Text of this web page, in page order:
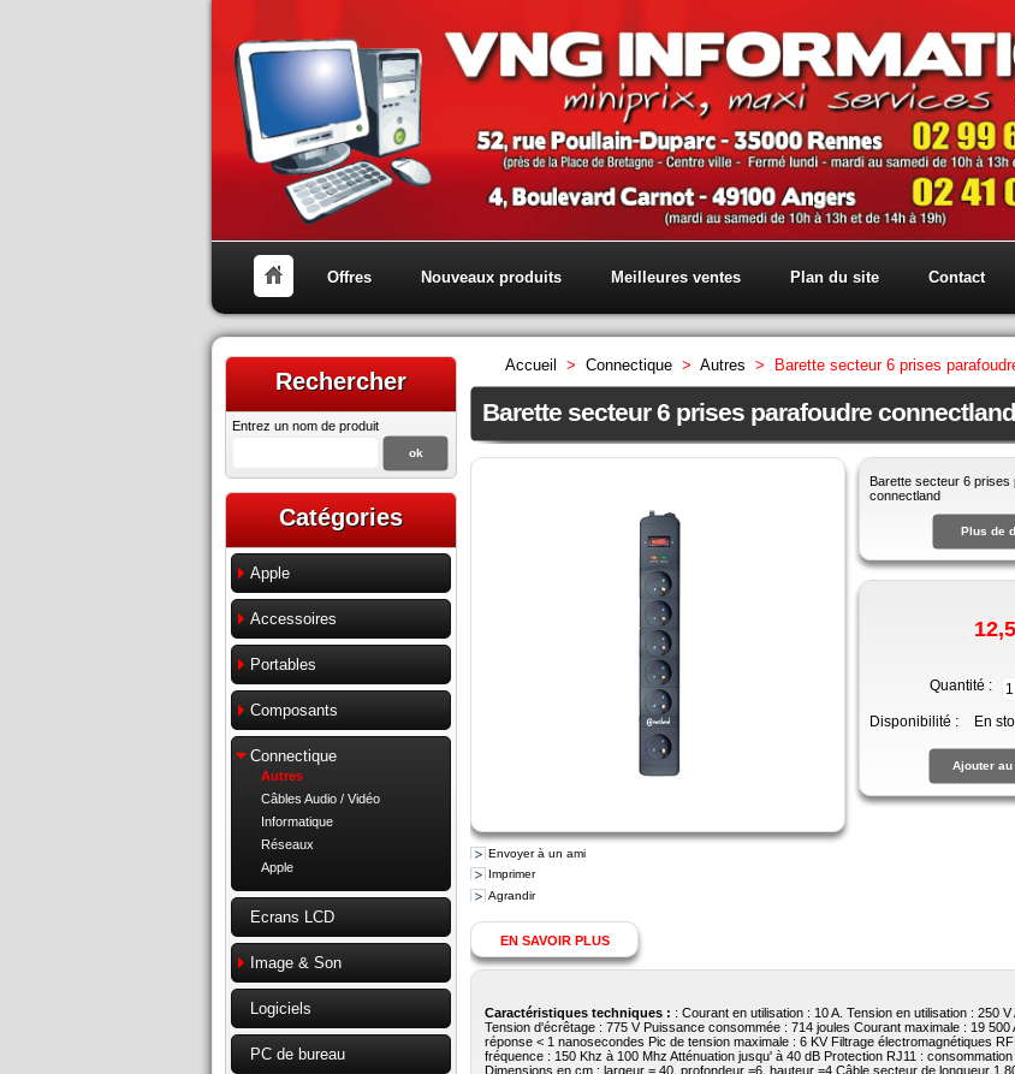
Offres Nouveaux produits Meilleures ventes Plan du site Contact
Rechercher
Entrez un nom de produit
Catégories
Apple
Accessoires
Portables
Composants
Connectique
Autres
Câbles Audio / Vidéo
Informatique
Réseaux
Apple
Ecrans LCD
Image & Son
Logiciels
PC de bureau
Accueil > Connectique > Autres > Barette secteur 6 prises
Barette secteur 6 prises parafoudre connectland
Envoyer à un ami
Imprimer
Agrandir
Barette secteur 6 prises
connectland
Plus de
Quantité :
Disponibilité : En
EN SAVOIR PLUS
Caractéristiques techniques : : Courant en utilisation : 10 A. Tension en utilisation : 250 V
Tension d'écrêtage : 775 V Puissance consommée : 714 joules Courant maximale : 19 500
réponse < 1 nanosecondes Pic de tension maximale : 6 KV Filtrage électromagnétiques
fréquence : 150 Khz à 100 Mhz Atténuation jusqu' à 40 dB Protection RJ11 :
Dimensions en cm : largeur = 40, profondeur =6, hauteur =4 Câble secteur de longueur